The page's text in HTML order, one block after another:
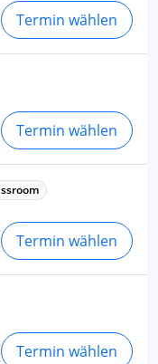
Termin wählen
Termin wählen
Termin wählen
Termin wählen